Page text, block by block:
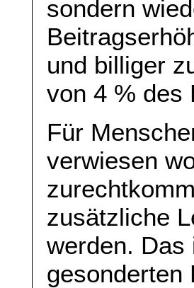
sondern
und billiger
von 4 % des
Für
verwiesen
zusätzliche
werden. Das
gesonderten